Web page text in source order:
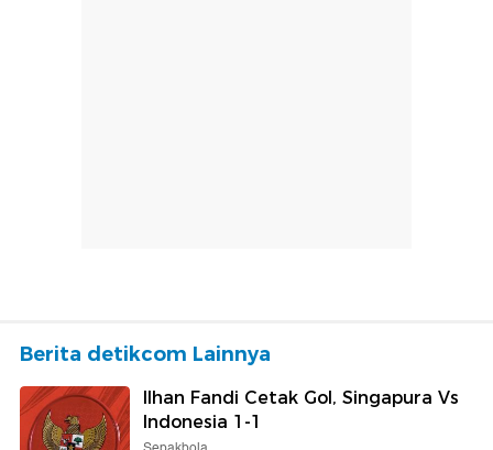
Berita detikcom Lainnya
Ilhan Fandi Cetak Gol, Singapura Vs
Indonesia 1-1